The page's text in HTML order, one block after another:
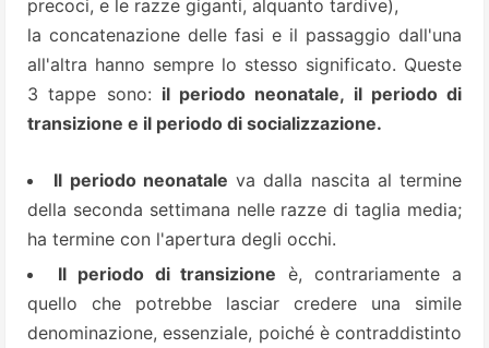
precoci, e le razze giganti, alquanto tardive),
la concatenazione delle fasi e il passaggio dall'una
all'altra hanno sempre lo stesso significato. Queste
3 tappe sono: il periodo neonatale, il periodo di
transizione e il periodo di socializzazione.
Il periodo neonatale va dalla nascita al termine
della seconda settimana nelle razze di taglia media;
ha termine con l'apertura degli occhi.
Il periodo di transizione è, contrariamente a
quello che potrebbe lasciar credere una simile
denominazione, essenziale, poiché è contraddistinto